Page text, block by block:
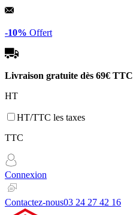
Panneau de gestion des cookies
-10% Offert
Livraison gratuite dès 69€ TTC
HT
HT/TTC les taxes
TTC
Connexion
Contactez-nous03 24 27 42 16